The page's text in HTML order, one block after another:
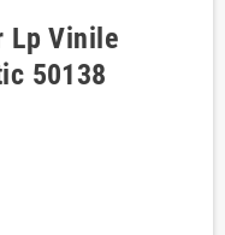
Lp Vinile
50138